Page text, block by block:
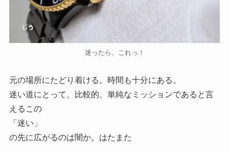
迷ったら、これっ！
元の場所にたどり着ける。時間も十分にある。
迷い道にとって、比較的、単純なミッションであると言
えるこの
「迷い」
の先に広がるのは闇か。はたまた